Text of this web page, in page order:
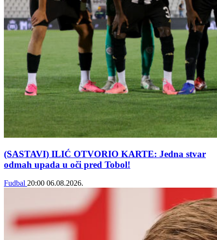
(SASTAVI) ILIĆ OTVORIO KARTE: Jedna stvar
odmah upada u oči pred Tobol!
Fudbal 20:00 06.08.2026.